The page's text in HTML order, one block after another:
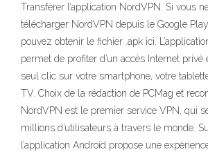
Transférer l’application NordVPN. Si vous
télécharger NordVPN depuis le Google
pouvez obtenir le fichier .apk ici.
permet de profiter d’un accès Internet privé
seul clic sur votre smartphone, votre
TV. Choix de la rédaction de PCMag et
NordVPN est le premier service VPN, qui
millions d’utilisateurs à travers le monde.
l’application Android propose une